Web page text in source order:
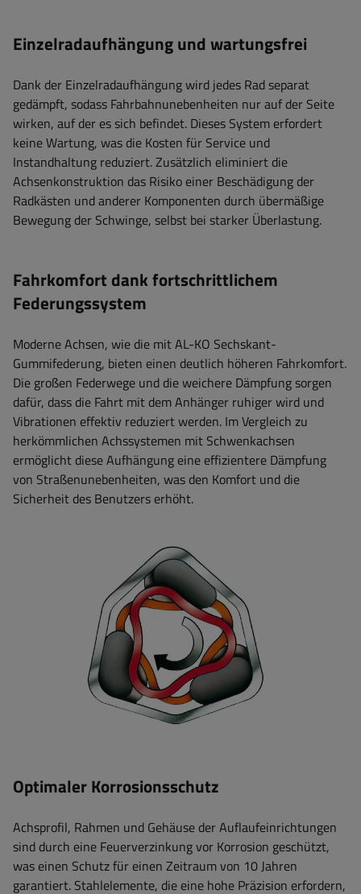
Einzelradaufhängung und wartungsfrei
Dank der Einzelradaufhängung wird jedes Rad separat
gedämpft, sodass Fahrbahnunebenheiten nur auf der Seite
wirken, auf der es sich befindet. Dieses System erfordert
keine Wartung, was die Kosten für Service und
Instandhaltung reduziert. Zusätzlich eliminiert die
Achsenkonstruktion das Risiko einer Beschädigung der
Radkästen und anderer Komponenten durch übermäßige
Bewegung der Schwinge, selbst bei starker Überlastung.
Fahrkomfort dank fortschrittlichem
Federungssystem
Moderne Achsen, wie die mit AL-KO Sechskant-
Gummifederung, bieten einen deutlich höheren Fahrkomfort.
Die großen Federwege und die weichere Dämpfung sorgen
dafür, dass die Fahrt mit dem Anhänger ruhiger wird und
Vibrationen effektiv reduziert werden. Im Vergleich zu
herkömmlichen Achssystemen mit Schwenkachsen
ermöglicht diese Aufhängung eine effizientere Dämpfung
von Straßenunebenheiten, was den Komfort und die
Sicherheit des Benutzers erhöht.
Optimaler Korrosionsschutz
Achsprofil, Rahmen und Gehäuse der Auflaufeinrichtungen
sind durch eine Feuerverzinkung vor Korrosion geschützt,
was einen Schutz für einen Zeitraum von 10 Jahren
garantiert. Stahlelemente, die eine hohe Präzision erfordern,